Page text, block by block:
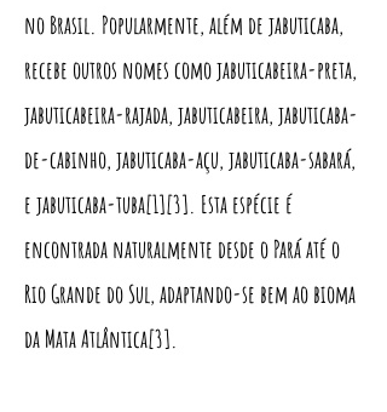
no Brasil. Popularmente, além de jabuticaba,
recebe outros nomes como jabuticabeira-preta,
jabuticabeira-rajada, jabuticabeira, jabuticaba-
de-cabinho, jabuticaba-açu, jabuticaba-sabará,
e jabuticaba-tuba[1][3]. Esta espécie é
encontrada naturalmente desde o Pará até o
Rio Grande do Sul, adaptando-se bem ao bioma
da Mata Atlântica[3].